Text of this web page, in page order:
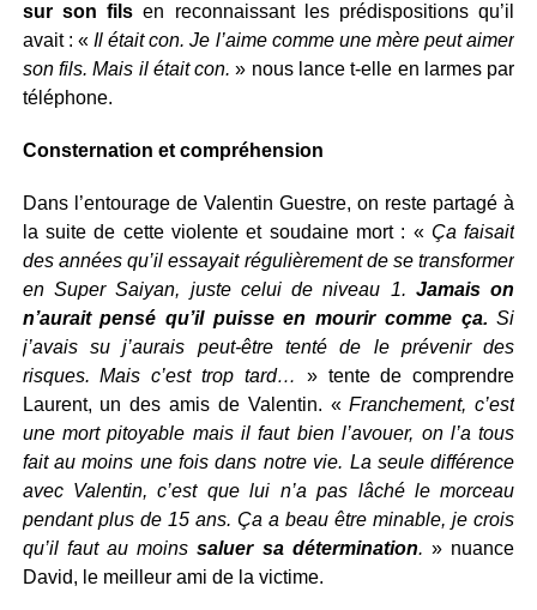
sur son fils en reconnaissant les prédispositions qu’il
avait : «Il était con. Je l’aime comme une mère peut aimer
son fils. Mais il était con. » nous lance t-elle en larmes par
téléphone.
Consternation et compréhension
Dans l’entourage de Valentin Guestre, on reste partagé à
la suite de cette violente et soudaine mort : « Ça faisait
des années qu’il essayait régulièrement de se transformer
en Super Saiyan, juste celui de niveau 1.Jamais on
n’aurait pensé qu’il puisse en mourir comme ça. Si
j’avais su j’aurais peut-être tenté de le prévenir des
risques. Mais c’est trop tard…
» tente de comprendre
Laurent, un des amis de Valentin. «Franchement, c’est
une mort pitoyable mais il faut bien l’avouer, on l’a tous
fait au moins une fois dans notre vie. La seule différence
avec Valentin, c’est que lui n’a pas lâché le morceau
pendant plus de 15 ans. Ça a beau être minable, je crois
qu’il faut au moinssaluer sa détermination. » nuance
David, le meilleur ami de la victime.